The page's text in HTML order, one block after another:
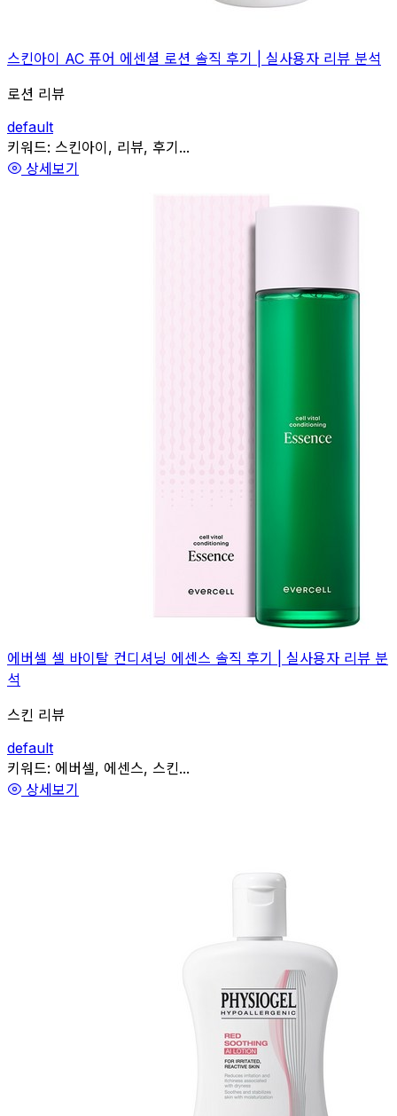
스킨아이 AC 퓨어 에센셜 로션 솔직 후기 | 실사용자 리뷰 분석
로션 리뷰
default
관련
키워드: 스킨아이, 리뷰, 후기...
상세보기
에버셀 셀 바이탈 컨디셔닝 에센스 솔직 후기 | 실사용자 리뷰 분
석
스킨 리뷰
default
관련
키워드: 에버셀, 에센스, 스킨...
상세보기